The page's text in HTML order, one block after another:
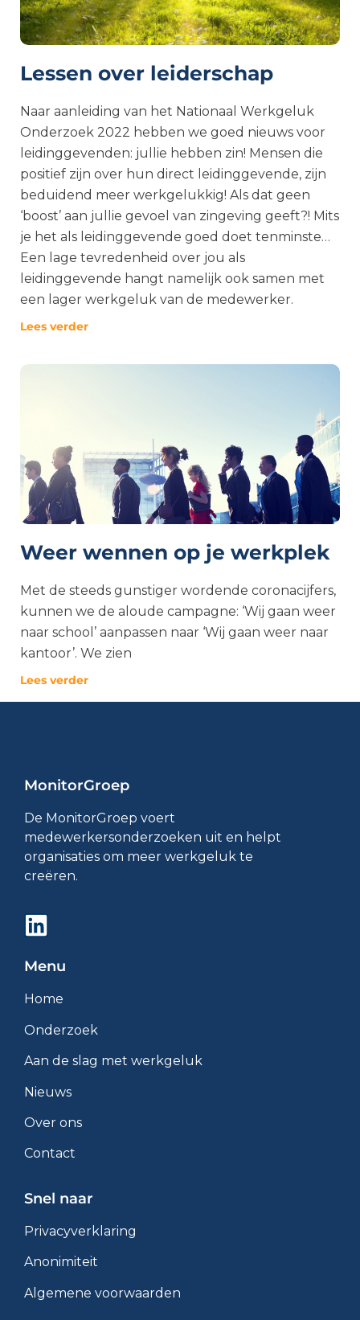
Lessen over leiderschap
Naar aanleiding van het Nationaal Werkgeluk
Onderzoek 2022 hebben we goed nieuws voor
leidinggevenden: jullie hebben zin! Mensen die
positief zijn over hun direct leidinggevende, zijn
beduidend meer werkgelukkig! Als dat geen
‘boost’ aan jullie gevoel van zingeving geeft?! Mits
je het als leidinggevende goed doet tenminste…
Een lage tevredenheid over jou als
leidinggevende hangt namelijk ook samen met
een lager werkgeluk van de medewerker.
Lees verder
Weer wennen op je werkplek
Met de steeds gunstiger wordende coronacijfers,
kunnen we de aloude campagne: ‘Wij gaan weer
naar school’ aanpassen naar ‘Wij gaan weer naar
kantoor’. We zien
Lees verder
MonitorGroep
De MonitorGroep voert
medewerkersonderzoeken uit en helpt
organisaties om meer werkgeluk te
creëren.
Menu
Home
Onderzoek
Aan de slag met werkgeluk
Nieuws
Over ons
Contact
Snel naar
Privacyverklaring
Anonimiteit
Algemene voorwaarden